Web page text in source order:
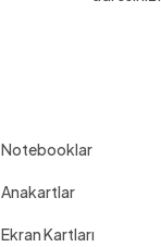
Notebooklar
Anakartlar
Ekran Kartları